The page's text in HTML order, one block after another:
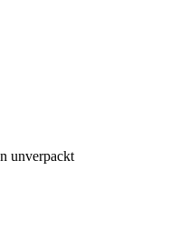
unverpackt